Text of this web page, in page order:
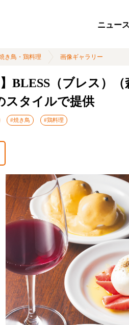
ニュース
き鳥・鶏料理 画像ギャラリー
BLESS（ブレス）
スタイルで提供
#焼き鳥 #鶏料理